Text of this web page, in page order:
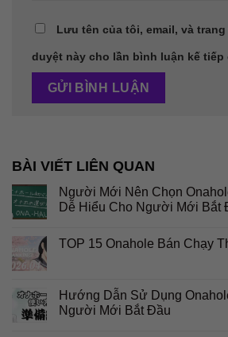
Lưu tên của tôi, email, và
duyệt này cho lần bình luận kế tiếp
BÀI VIẾT LIÊN QUAN
Người Mới Nên Chọn
Dễ Hiểu Cho Người Mới Bắt
TOP 15 Onahole Bán Chạy
Hướng Dẫn Sử Dụng
Người Mới Bắt Đầu